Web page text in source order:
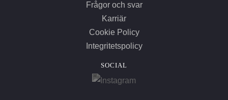
Frågor och svar
Karriär
Cookie Policy
Integritetspolicy
SOCIAL